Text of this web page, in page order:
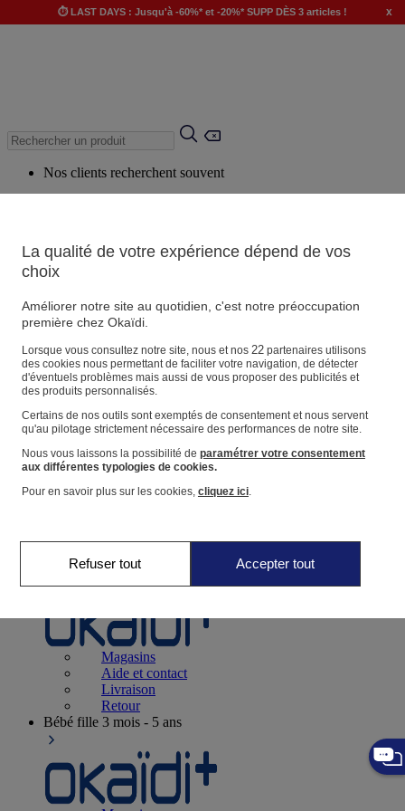
⏱️ LAST DAYS : Jusqu'à -60%* et -20%* SUPP DÈS 3 articles ! x
Nos clients recherchent souvent
Produits suggérés
Voir tous les produits
Magasin
Vos informations personnelles
Suivre une commande
Panier
Favoris
Naissance0-12 mois
Magasins
Aide et contact
Livraison
Retour
Bébé fille 3 mois - 5 ans
La qualité de votre expérience dépend de vos
choix
Améliorer notre site au quotidien, c'est notre préoccupation
première chez Okaïdi.
Lorsque vous consultez notre site, nous et nos 22partenaires utilisons
des cookies nous permettant de faciliter votre navigation, de détecter
d'éventuels problèmes mais aussi de vous proposer des publicités et
des produits personnalisés.
Certains de nos outils sont exemptés de consentement et nous servent
qu'au pilotage strictement nécessaire des performances de notre site.
Nous vous laissons la possibilité de paramétrer votre consentement
aux différentes typologies de cookies.
Pour en savoir plus sur les cookies, cliquez ici.
Refuser tout Accepter tout